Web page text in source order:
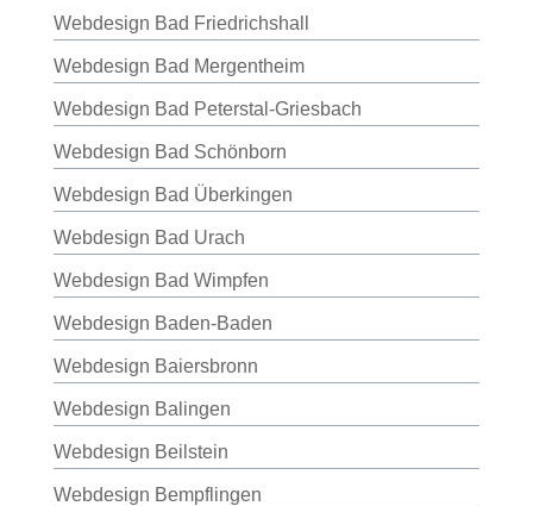
Webdesign Bad Friedrichshall
Webdesign Bad Mergentheim
Webdesign Bad Peterstal-Griesbach
Webdesign Bad Schönborn
Webdesign Bad Überkingen
Webdesign Bad Urach
Webdesign Bad Wimpfen
Webdesign Baden-Baden
Webdesign Baiersbronn
Webdesign Balingen
Webdesign Beilstein
Webdesign Bempflingen